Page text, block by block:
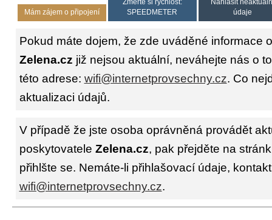
Mám zájem o připojení
Změřte si rychlost:
SPEEDMETER
Nahlásit
údaje
Pokud máte dojem, že zde uváděné informace
Zelena.cz již nejsou aktuální, neváhejte nás o
této adrese: wifi@internetprovsechny.cz. Co
aktualizaci údajů.
V případě že jste osoba oprávněná provádět
poskytovatele Zelena.cz, pak přejděte na
přihlšte se. Nemáte-li přihlašovací údaje,
wifi@internetprovsechny.cz.